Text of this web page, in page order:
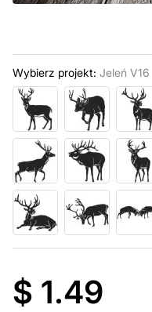
Wybierz projekt: Jeleń V16
$ 1.49